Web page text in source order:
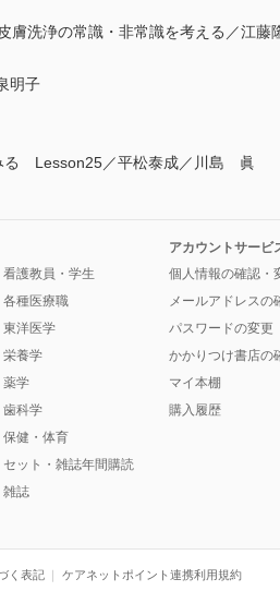
浄の常識・非常識を考える／江藤
明子
る Lesson25／平松泰成／川島 眞
看護教員・学生
各種医療職
東洋医学
栄養学
薬学
歯科学
保健・体育
セット・雑誌年間購読
雑誌
アカウントサービ
個人情報の確認・
メールアドレスの
パスワードの変更
かかりつけ書店の
マイ本棚
購入履歴
く表記 ケアネットポイント連携利用規約